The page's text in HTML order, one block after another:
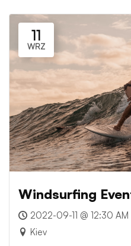
11
WRZ
Windsurfing
2022-09-11 @ 12:30
Kiev